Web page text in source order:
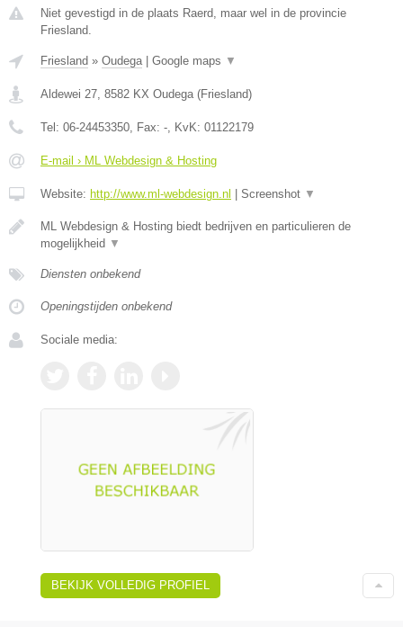
Niet gevestigd in de plaats Raerd, maar wel in de provincie
Friesland.
Friesland » Oudega| Google maps ▼
Aldewei 27, 8582 KX Oudega(Friesland)
Tel: 06-24453350, Fax: -, KvK: 01122179
E-mail › ML Webdesign & Hosting
Website: http://www.ml-webdesign.nl Screenshot ▼
ML Webdesign & Hosting biedt bedrijven en particulieren de
mogelijkheid ▼
Diensten onbekend
Openingstijden onbekend
Sociale media:
BEKIJK VOLLEDIG PROFIEL